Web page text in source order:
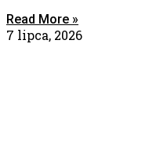
Read More »
7 lipca, 2026